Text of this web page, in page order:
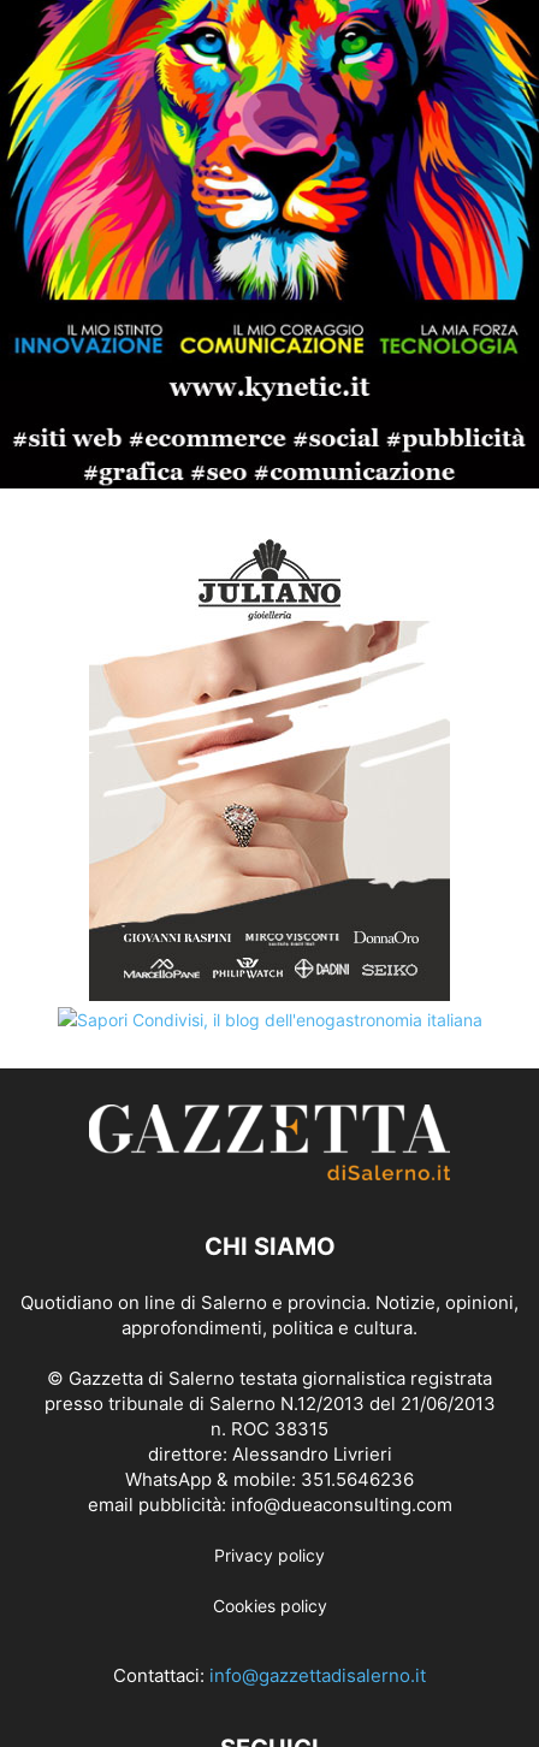
CHI SIAMO
Quotidiano on line di Salerno e provincia. Notizie, opinioni,
approfondimenti, politica e cultura.
© Gazzetta di Salerno testata giornalistica registrata
presso tribunale di Salerno N.12/2013 del 21/06/2013
n. ROC 38315
direttore: Alessandro Livrieri
WhatsApp & mobile: 351.5646236
email pubblicità: info@dueaconsulting.com
Privacy policy
Cookies policy
Contattaci: info@gazzettadisalerno.it